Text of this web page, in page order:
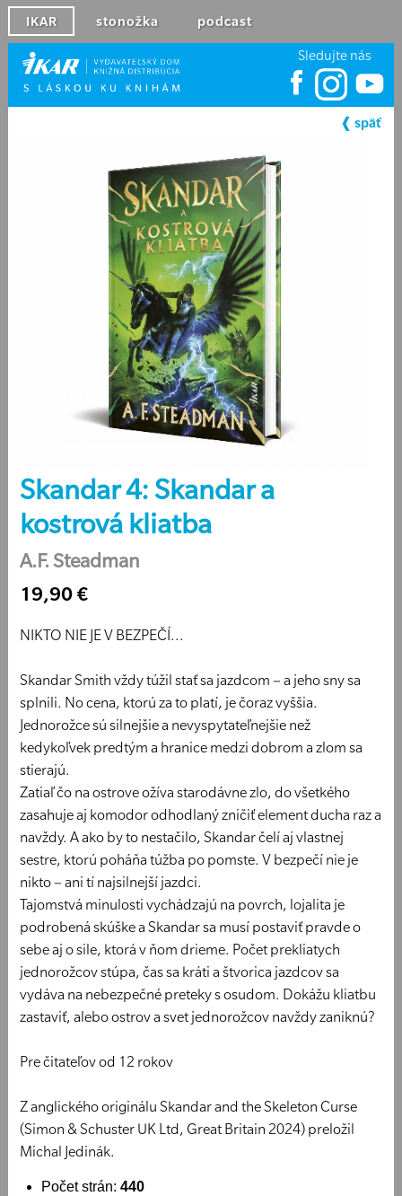
IKAR stonožka podcast
Sledujte nás
Skandar 4: Skandar a
kostrová kliatba
A.F. Steadman
19,90 €
NIKTO NIE JE V BEZPEČÍ...
Skandar Smith vždy túžil stať sa jazdcom – a jeho sny sa
splnili. No cena, ktorú za to platí, je čoraz vyššia.
Jednorožce sú silnejšie a nevyspytateľnejšie než
kedykoľvek predtým a hranice medzi dobrom a zlom sa
stierajú.
Zatiaľ čo na ostrove ožíva starodávne zlo, do všetkého
zasahuje aj komodor odhodlaný zničiť element ducha raz a
navždy. A ako by to nestačilo, Skandar čelí aj vlastnej
sestre, ktorú poháňa túžba po pomste. V bezpečí nie je
nikto – ani tí najsilnejší jazdci.
Tajomstvá minulosti vychádzajú na povrch, lojalita je
podrobená skúške a Skandar sa musí postaviť pravde o
sebe aj o sile, ktorá v ňom drieme. Počet prekliatych
jednorožcov stúpa, čas sa kráti a štvorica jazdcov sa
vydáva na nebezpečné preteky s osudom. Dokážu kliatbu
zastaviť, alebo ostrov a svet jednorožcov navždy zaniknú?
Pre čitateľov od 12 rokov
Z anglického originálu Skandar and the Skeleton Curse
(Simon & Schuster UK Ltd, Great Britain 2024) preložil
Michal Jedinák.
Počet strán: 440
❰ späť